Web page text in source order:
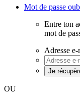
Mot de passe
Entre ton
mot de
Adresse
Je
OU